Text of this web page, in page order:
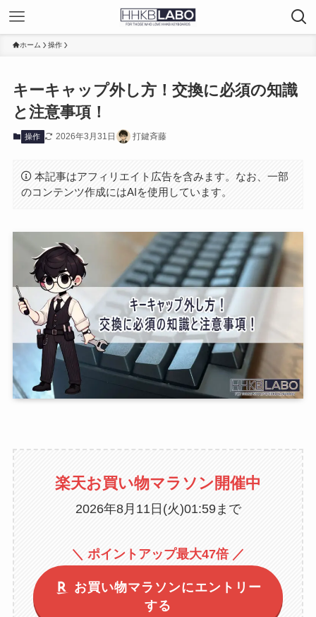
ホーム 操作
キーキャップ外し方！交換に必須の知識
と注意事項！
操作 2026年3月31日 打鍵斉藤
本記事はアフィリエイト広告を含みます。なお、一部
のコンテンツ作成にはAIを使用しています。
楽天お買い物マラソン開催中
2026年8月11日(火)01:59まで
＼ ポイントアップ最大47倍 ／
お買い物マラソンにエントリー
する